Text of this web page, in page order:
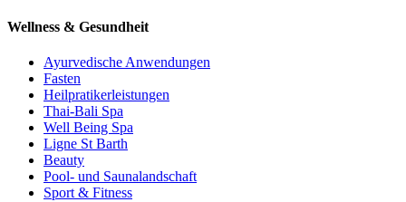
Wellness & Gesundheit
Ayurvedische Anwendungen
Fasten
Heilpratikerleistungen
Thai-Bali Spa
Well Being Spa
Ligne St Barth
Beauty
Pool- und Saunalandschaft
Sport & Fitness